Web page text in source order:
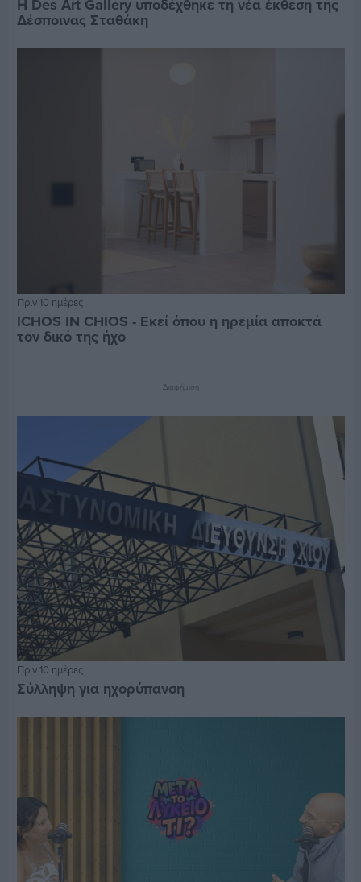
Η Des Art Gallery υποδέχθηκε τη νέα έκθεση της
Δέσποινας Σταθάκη
Πριν 10 ημέρες
ICHOS IN CHIOS - Εκεί όπου η ηρεμία αποκτά
τον δικό της ήχο
Διαφήμιση
Πριν 10 ημέρες
Σύλληψη για ηχορύπανση